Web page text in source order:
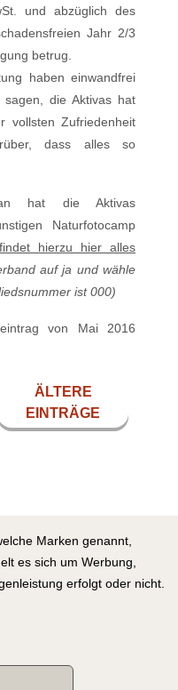
und abzüglich des
Jahr 2/3
betrug.
haben einwandfrei
die Aktivas hat
vollsten Zufriedenheit
dass alles so
hat die Aktivas
Naturfotocamp
findet hierzu hier alles
auf ja und wähle
ist 000)
von Mai 2016
ÄLTERE
EINTRÄGE
Marken genannt,
es sich um Werbung,
erfolgt oder nicht.